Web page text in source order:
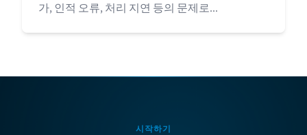
가, 인적 오류, 처리 지연 등의 문제로...
시작하기